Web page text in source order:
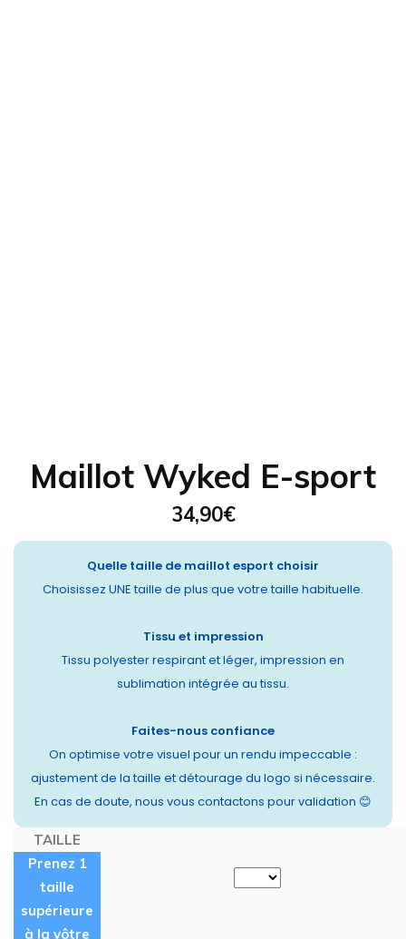
Maillot Wyked E-sport
34,90€
Quelle taille de maillot esport choisir
Choisissez UNE taille de plus que votre taille habituelle.
Tissu et impression
Tissu polyester respirant et léger, impression en
sublimation intégrée au tissu.
Faites-nous confiance
On optimise votre visuel pour un rendu impeccable :
ajustement de la taille et détourage du logo si nécessaire.
En cas de doute, nous vous contactons pour validation 😊
TAILLE
Prenez 1
taille
supérieure
à la vôtre